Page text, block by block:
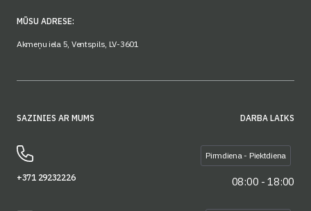
MŪSU ADRESE:
Akmeņu iela 5, Ventspils, LV-3601
SAZINIES AR MUMS
+371 29232226
DARBA LAIKS
Pirmdiena - Piektdiena
08:00 - 18:00